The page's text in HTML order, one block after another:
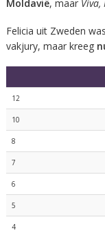
Moldavië, maar
Felicia uit Zweden
vakjury, maar kreeg
12
10
8
7
6
5
4